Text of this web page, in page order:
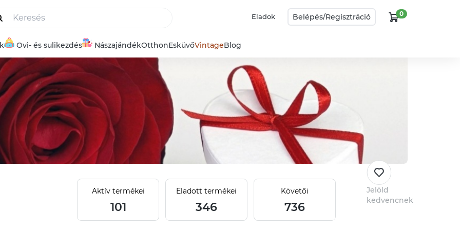
Eladok Belépés/Regisztráció 0
Ovi- és sulikezdés NászajándékOtthonEsküvőVintageBlog
Aktív termékei
101
Eladott termékei
346
Követői
736
Jelöld
kedvencnek